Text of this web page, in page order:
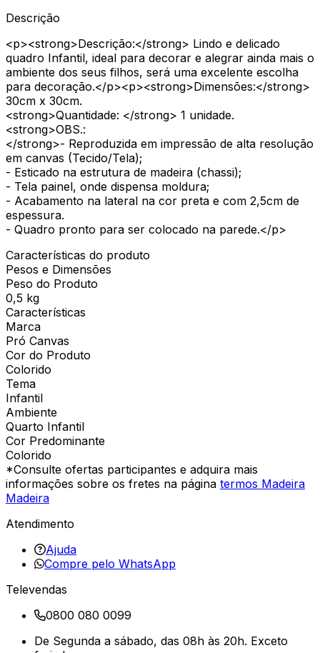
Descrição
<p><strong>Descrição:</strong> Lindo e delicado
quadro Infantil, ideal para decorar e alegrar ainda mais o
ambiente dos seus filhos, será uma excelente escolha
para decoração.</p><p><strong>Dimensões:</strong>
30cm x 30cm.
<strong>Quantidade: </strong> 1 unidade.
<strong>OBS.:
</strong>- Reproduzida em impressão de alta resolução
em canvas (Tecido/Tela);
- Esticado na estrutura de madeira (chassi);
- Tela painel, onde dispensa moldura;
- Acabamento na lateral na cor preta e com 2,5cm de
espessura.
- Quadro pronto para ser colocado na parede.</p>
Características do produto
Pesos e Dimensões
Peso do Produto
0,5 kg
Características
Marca
Pró Canvas
Cor do Produto
Colorido
Tema
Infantil
Ambiente
Quarto Infantil
Cor Predominante
Colorido
*Consulte ofertas participantes e adquira mais
informações sobre os fretes na página termos Madeira
Madeira
Atendimento
Ajuda
Compre pelo WhatsApp
Televendas
0800 080 0099
De Segunda a sábado, das 08h às 20h. Exceto